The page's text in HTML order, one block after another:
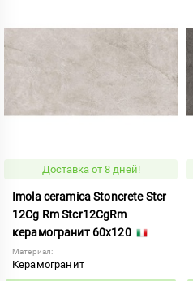
Доставка от 8 дней!
Imola ceramica Stoncrete Stcr
12Cg Rm Stcr12CgRm
керамогранит 60x120
Материал:
Керамогранит